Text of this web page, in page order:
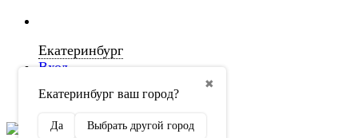
Екатеринбург
✖
Екатеринбург ваш город?
Да Выбрать другой город
Вход
Регистрация